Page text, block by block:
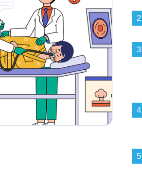
2
3
4
5